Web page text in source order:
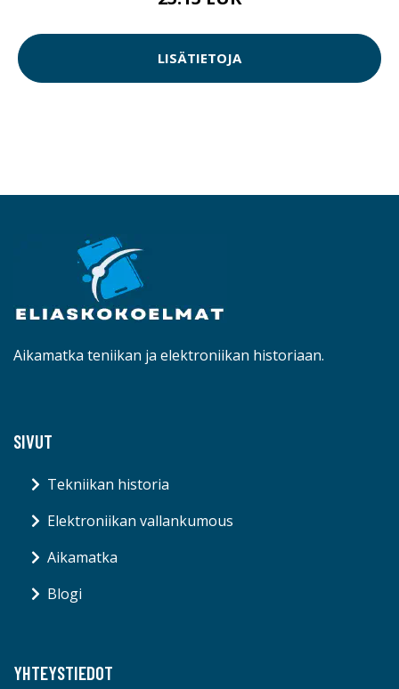
LISÄTIETOJA
Aikamatka teniikan ja elektroniikan historiaan.
SIVUT
Tekniikan historia
Elektroniikan vallankumous
Aikamatka
Blogi
YHTEYSTIEDOT